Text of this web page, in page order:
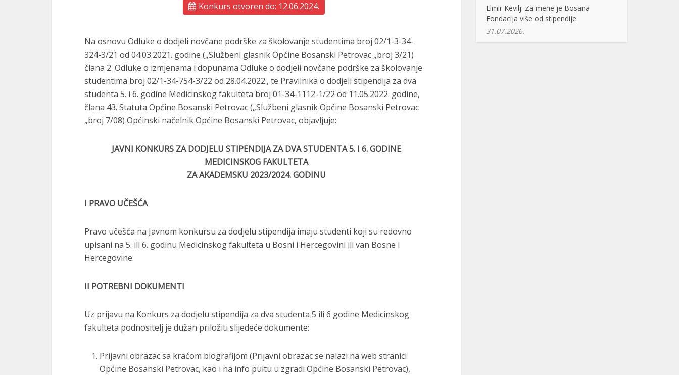
Konkurs otvoren do: 12.06.2024.
Na osnovu Odluke o dodjeli novčane podrške za školovanje studentima broj 02/1-3-34-
324-3/21 od 04.03.2021. godine („Službeni glasnik Općine Bosanski Petrovac „broj 3/21)
člana 2. Odluke o izmjenama i dopunama Odluke o dodjeli novčane podrške za školovanje
studentima broj 02/1-34-754-3/22 od 28.04.2022., te Pravilnika o dodjeli stipendija za dva
studenta 5. i 6. godine Medicinskog fakulteta broj 01-34-1112-1/22 od 11.05.2022. godine,
člana 43. Statuta Općine Bosanski Petrovac („Službeni glasnik Općine Bosanski Petrovac
„broj 7/08) Općinski načelnik Općine Bosanski Petrovac, objavljuje:
JAVNI KONKURS ZA DODJELU STIPENDIJA ZA DVA STUDENTA 5. I 6. GODINE
MEDICINSKOG FAKULTETA
ZA AKADEMSKU 2023/2024. GODINU
I PRAVO UČEŠĆA
Pravo učešća na Javnom konkursu za dodjelu stipendija imaju studenti koji su redovno
upisani na 5. ili 6. godinu Medicinskog fakulteta u Bosni i Hercegovini ili van Bosne i
Hercegovine.
II POTREBNI DOKUMENTI
Uz prijavu na Konkurs za dodjelu stipendija za dva studenta 5 ili 6 godine Medicinskog
fakulteta podnositelj je dužan priložiti slijedeće dokumente:
Prijavni obrazac sa kraćom biografijom (Prijavni obrazac se nalazi na web stranici
Općine Bosanski Petrovac, kao i na info pultu u zgradi Općine Bosanski Petrovac),
Elmir Kevilj: Za mene je Bosana
Fondacija više od stipendije
31.07.2026.